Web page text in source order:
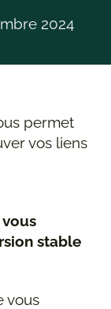
2024
permet
vos liens
stable
vous